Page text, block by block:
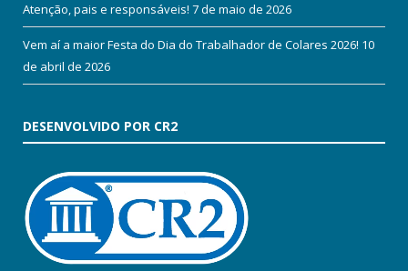
Atenção, pais e responsáveis! 7 de maio de 2026
Vem aí a maior Festa do Dia do Trabalhador de Colares 2026! 10
de abril de 2026
DESENVOLVIDO POR CR2